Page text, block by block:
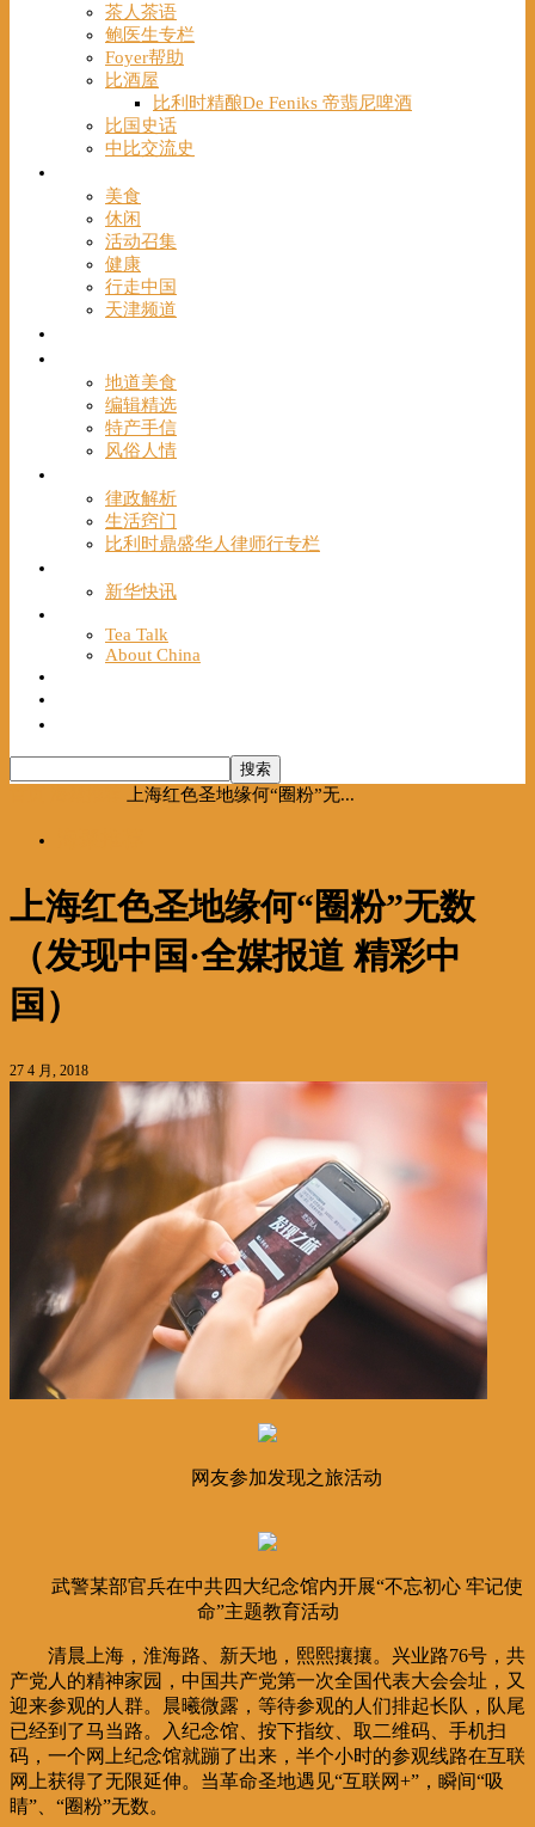
茶人茶语
鲍医生专栏
Foyer帮助
比酒屋
比利时精酿De Feniks 帝翡尼啤酒
比国史话
中比交流史
美食
休闲
活动召集
健康
行走中国
天津频道
地道美食
编辑精选
特产手信
风俗人情
律政解析
生活窍门
比利时鼎盛华人律师行专栏
新华快讯
Tea Talk
About China
上海红色圣地缘何“圈粉”无...
上海红色圣地缘何“圈粉”无数
（发现中国·全媒报道 精彩中
国）
27 4 月, 2018
网友参加发现之旅活动
武警某部官兵在中共四大纪念馆内开展“不忘初心 牢记使
命”主题教育活动
清晨上海，淮海路、新天地，熙熙攘攘。兴业路76号，共
产党人的精神家园，中国共产党第一次全国代表大会会址，又
迎来参观的人群。晨曦微露，等待参观的人们排起长队，队尾
已经到了马当路。入纪念馆、按下指纹、取二维码、手机扫
码，一个网上纪念馆就蹦了出来，半个小时的参观线路在互联
网上获得了无限延伸。当革命圣地遇见“互联网+”，瞬间“吸
睛”、“圈粉”无数。